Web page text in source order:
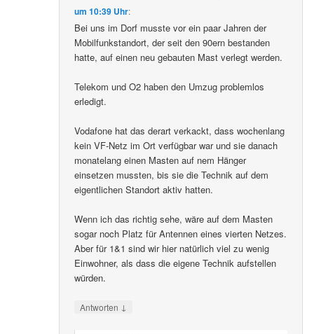
um 10:39 Uhr:
Bei uns im Dorf musste vor ein paar Jahren der
Mobilfunkstandort, der seit den 90ern bestanden
hatte, auf einen neu gebauten Mast verlegt werden.
Telekom und O2 haben den Umzug problemlos
erledigt.
Vodafone hat das derart verkackt, dass wochenlang
kein VF-Netz im Ort verfügbar war und sie danach
monatelang einen Masten auf nem Hänger
einsetzen mussten, bis sie die Technik auf dem
eigentlichen Standort aktiv hatten.
Wenn ich das richtig sehe, wäre auf dem Masten
sogar noch Platz für Antennen eines vierten Netzes.
Aber für 1&1 sind wir hier natürlich viel zu wenig
Einwohner, als dass die eigene Technik aufstellen
würden.
Antworten ↓